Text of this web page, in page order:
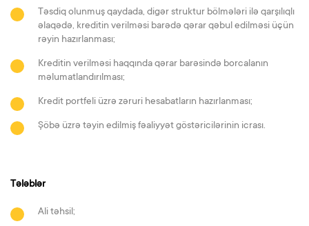
Təsdiq olunmuş qaydada, digər struktur bölmələri ilə qarşılıqlı
əlaqədə, kreditin verilməsi barədə qərar qəbul edilməsi üçün
rəyin hazırlanması;
Kreditin verilməsi haqqında qərar barəsində borcalanın
məlumatlandırılması;
Kredit portfeli üzrə zəruri hesabatların hazırlanması;
Şöbə üzrə təyin edilmiş fəaliyyət göstəricilərinin icrası.
Tələblər
Ali təhsil;